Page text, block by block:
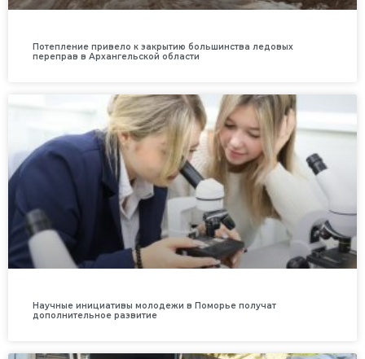
Потепление привело к закрытию большинства ледовых
переправ в Архангельской области
Научные инициативы молодежи в Поморье получат
дополнительное развитие